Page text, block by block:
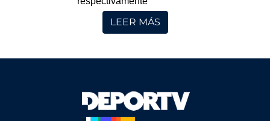
LEER MÁS